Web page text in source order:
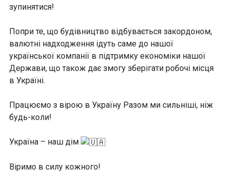
зупинятися!
Попри те, що будівництво відбувається закордоном,
валютні надходження ідуть саме до нашої
української компанії в підтримку економіки нашої
Держави, що також дає змогу зберігати робочі місця
в Україні.
Працюємо з вірою в Україну Разом ми сильніші, ніж
будь-коли!
Україна – наш дім
Віримо в силу кожного!